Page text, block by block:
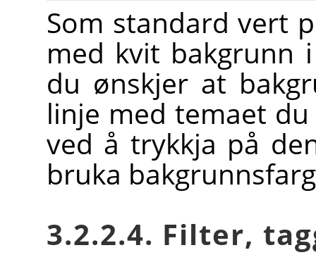
Som standard vert
med kvit bakgrunn
du ønskjer at
linje med temaet
ved å trykkja på
bruka
3.2.2.4. Filter,